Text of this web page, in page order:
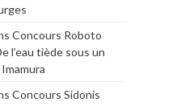
Concours Roboto
l’eau tiède sous un
Concours Sidonis